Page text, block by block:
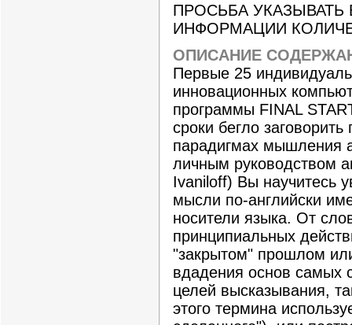
ПРОСЬБА
ИНФОРМАЦИИ
ОПИСАНИЕ
Первые 25
инновационных
программы FINAL
сроки бегло
парадигмах мышления
личным руководством
Ivaniloff) Вы научитесь
мысли по-английски
носители языка. От
принципиальных
"закрытом" прошлом
вдадения основ самых
целей высказывания,
этого термина